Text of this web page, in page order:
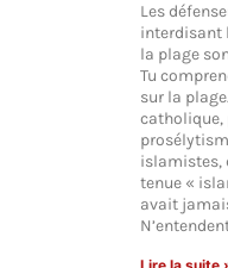
Les
interdisant
la plage
Tu
sur la
catholique,
islamistes,
tenue «
avait